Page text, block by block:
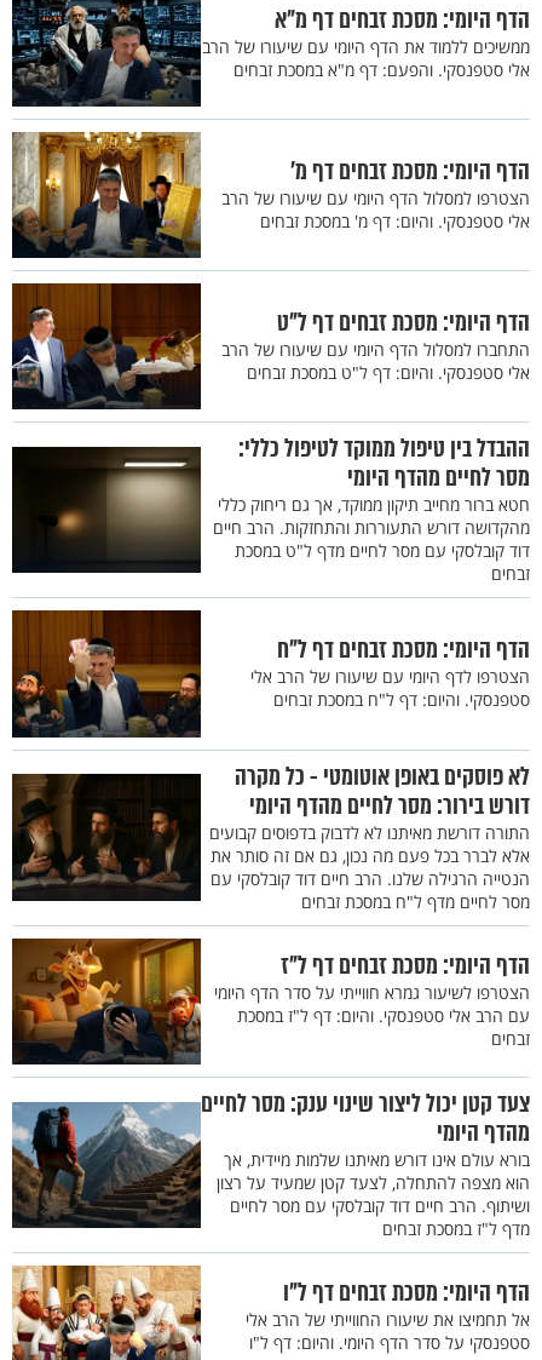
הדף היומי: מסכת זבחים דף מ"א
ממשיכים ללמוד את הדף היומי עם שיעורו של הרב
אלי סטפנסקי. והפעם: דף מ"א במסכת זבחים
הדף היומי: מסכת זבחים דף מ'
הצטרפו למסלול הדף היומי עם שיעורו של הרב
אלי סטפנסקי. והיום: דף מ' במסכת זבחים
הדף היומי: מסכת זבחים דף ל"ט
התחברו למסלול הדף היומי עם שיעורו של הרב
אלי סטפנסקי. והיום: דף ל"ט במסכת זבחים
ההבדל בין טיפול ממוקד לטיפול כללי:
מסר לחיים מהדף היומי
חטא ברור מחייב תיקון ממוקד, אך גם ריחוק כללי
מהקדושה דורש התעוררות והתחזקות. הרב חיים
דוד קובלסקי עם מסר לחיים מדף ל"ט במסכת
זבחים
הדף היומי: מסכת זבחים דף ל"ח
הצטרפו לדף היומי עם שיעורו של הרב אלי
סטפנסקי. והיום: דף ל"ח במסכת זבחים
לא פוסקים באופן אוטומטי - כל מקרה
דורש בירור: מסר לחיים מהדף היומי
התורה דורשת מאיתנו לא לדבוק בדפוסים קבועים
אלא לברר בכל פעם מה נכון, גם אם זה סותר את
הנטייה הרגילה שלנו. הרב חיים דוד קובלסקי עם
מסר לחיים מדף ל"ח במסכת זבחים
הדף היומי: מסכת זבחים דף ל"ז
הצטרפו לשיעור גמרא חווייתי על סדר הדף היומי
עם הרב אלי סטפנסקי. והיום: דף ל"ז במסכת
זבחים
צעד קטן יכול ליצור שינוי ענק: מסר לחיים
מהדף היומי
בורא עולם אינו דורש מאיתנו שלמות מיידית, אך
הוא מצפה להתחלה, לצעד קטן שמעיד על רצון
ושיתוף. הרב חיים דוד קובלסקי עם מסר לחיים
מדף ל"ז במסכת זבחים
הדף היומי: מסכת זבחים דף ל"ו
אל תחמיצו את שיעורו החווייתי של הרב אלי
סטפנסקי על סדר הדף היומי. והיום: דף ל"ו